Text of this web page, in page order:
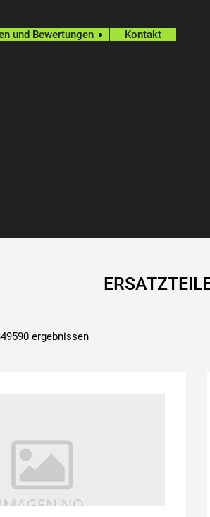
und Bewertungen Kontakt
ergebnissen